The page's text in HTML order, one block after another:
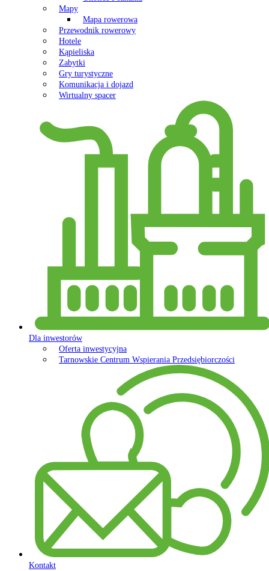
Mapy
Mapa rowerowa
Przewodnik rowerowy
Hotele
Kąpieliska
Zabytki
Gry turystyczne
Komunikacja i dojazd
Wirtualny spacer
Dla inwestorów
Oferta inwestycyjna
Tarnowskie Centrum Wspierania Przedsiębiorczości
Kontakt